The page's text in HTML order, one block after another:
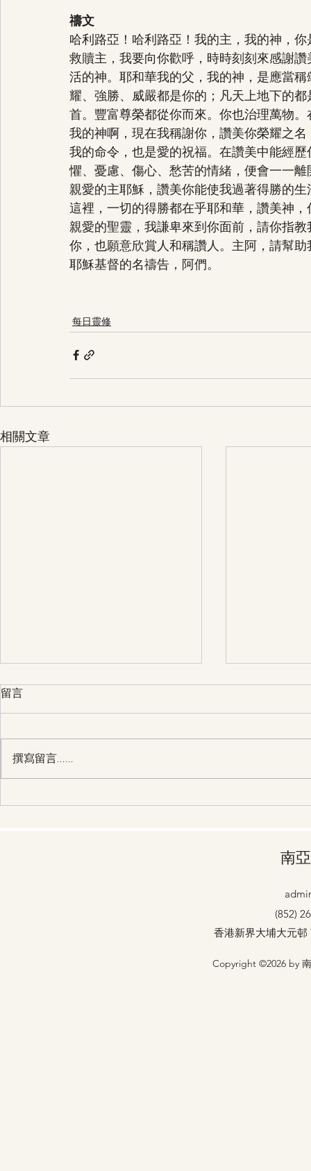
禱文
哈利路亞！哈利路亞！我的主，我的神，
救贖主，我要向你歡呼，時時刻刻來感謝
活的神。耶和華我的父，我的神，是應當
耀、強勝、威嚴都是你的；凡天上地下的
首。豐富尊榮都從你而來。你也治理萬物
我的神啊，現在我稱謝你，讚美你榮耀之
我的命令，也是愛的祝福。在讚美中能經
懼、憂慮、傷心、愁苦的情緒，便會一一
親愛的主耶穌，讚美你能使我過著得勝的
這裡，一切的得勝都在乎耶和華，讚美神
親愛的聖靈，我謙卑來到你面前，請你指
你，也願意欣賞人和稱讚人。主阿，請幫
耶穌基督的名禱告，阿們。
每日靈修
相關文章
28/3 第30天 主，請幫助我過
27/3 第29天 主，請幫助
留言
撰寫留言......
南
(852)
香港新界大埔大元
Copyright ©2026 by